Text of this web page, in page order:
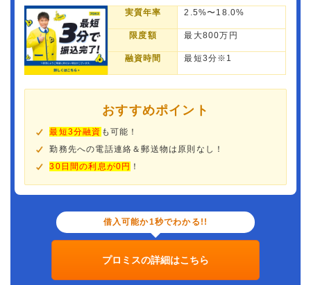
実質年率 2.5%〜18.0%
限度額 最大800万円
融資時間 最短3分※1
おすすめポイント
最短3分融資 も可能！
勤務先への電話連絡＆郵送物は原則なし！
30日間の利息が0円 ！
借入可能か1秒でわかる!!
プロミスの詳細はこちら